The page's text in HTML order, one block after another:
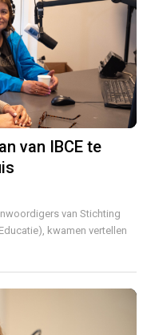
van IBCE te
van Stichting
kwamen vertellen